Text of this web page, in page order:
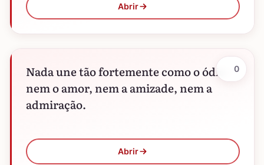
Abrir
Nada une tão fortemente como o ódio -
nem o amor, nem a amizade, nem a
admiração.
Abrir
0